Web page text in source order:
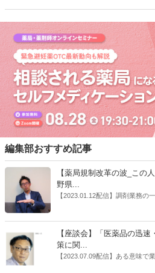
だった。
編集部おすすめ記事
【薬局規制改革の波_この
野県...
【2023.01.12配信】調剤業務の
界への規制改革の波。この規制
はないだろうか。本紙ではこう
師の業務及び薬局の機能に関す
ても出席していたイイジマ薬局
【座談会】「医薬品の迅
策に関...
【2023.07.09配信】ある意味で
厚労省「医薬品の迅速・安定供